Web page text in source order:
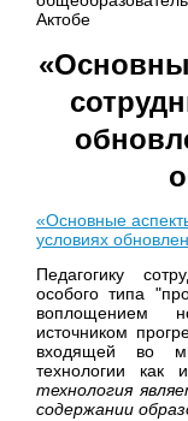
Актобе
«Основные
условиях
Педагогику
особого типа
воплощением
источником
входящей во
технологии как
технология
содержании